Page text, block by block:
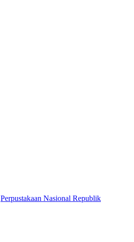
Perpustakaan Nasional Republik